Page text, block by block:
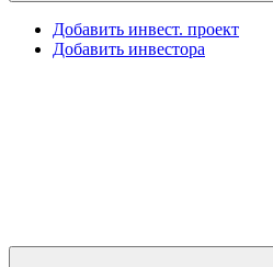
Добавить инвест. проект
Добавить инвестора